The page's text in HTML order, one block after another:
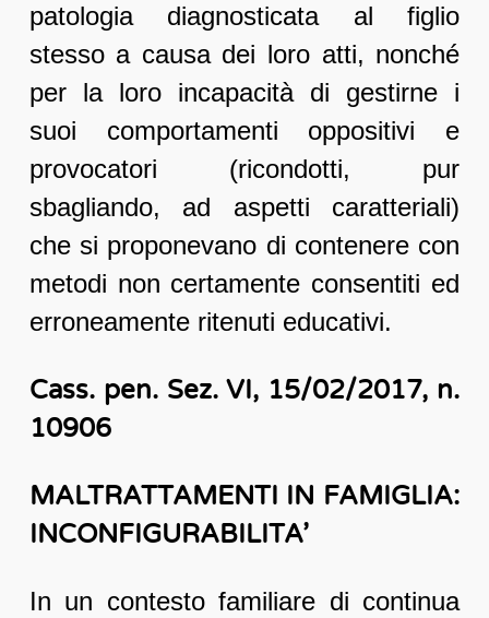
patologia diagnosticata al figlio
stesso a causa dei loro atti, nonché
per la loro incapacità di gestirne i
suoi comportamenti oppositivi e
provocatori (ricondotti, pur
sbagliando, ad aspetti caratteriali)
che si proponevano di contenere con
metodi non certamente consentiti ed
erroneamente ritenuti educativi.
Cass. pen. Sez. VI, 15/02/2017, n.
10906
MALTRATTAMENTI IN FAMIGLIA:
INCONFIGURABILITA’
In un contesto familiare di continua